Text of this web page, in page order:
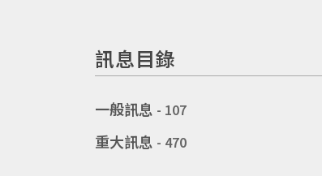
訊息目錄
一般訊息 - 107
重大訊息 - 470